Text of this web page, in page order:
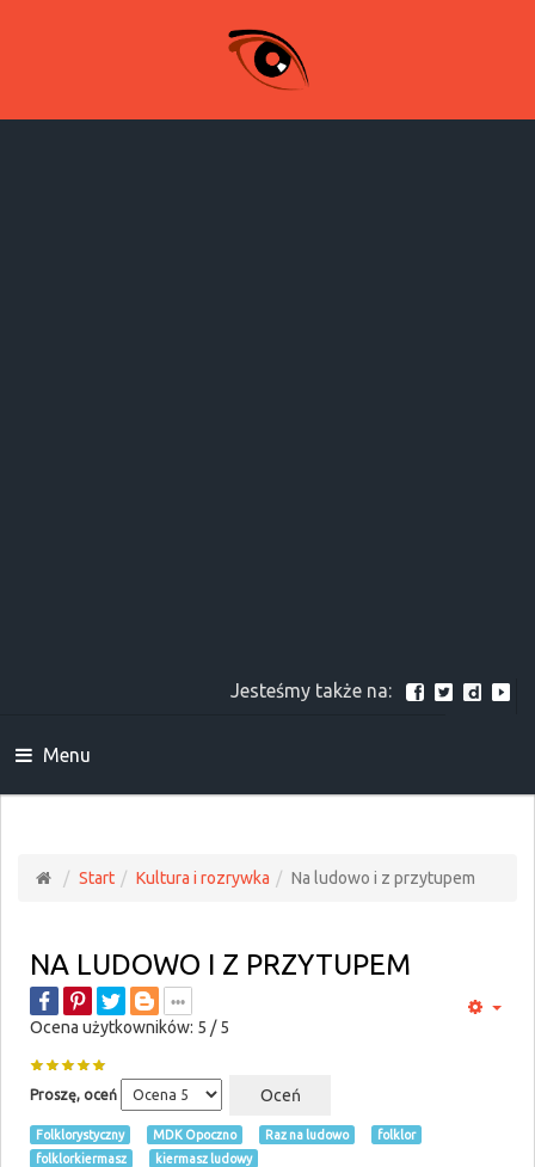
Jesteśmy także na:
Menu
Start Kultura i rozrywka Na ludowo i z przytupem
NA LUDOWO I Z PRZYTUPEM
Ocena użytkowników: 5 /5
Proszę, oceń
Folklorystyczny MDK Opoczno Raz na ludowo
folklor
folklorkiermasz
kiermasz ludowy